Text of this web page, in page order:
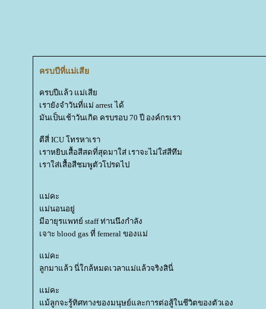
ครบปีที่แม่เสี
ครบปีแล้ว แม่เสี
เรายังจำวันที่แม่ arrest ได้
มันเป็นเช้าวันเกิด ครบรอบ 70 ปี องค์กรเรา
ตีสี่ ICU โทรหาเรา
เราหยิบเสื้อสีสดที่สุดมาใส่ เราจะไม่ใส่สีทึม
เราใส่เสื้อสีชมพูตัวโปรดไป
ม่คะ
ม่นอนอยู่
มีอายุรแพทย์ staff ท่านนึงกำลัง
เจาะ blood gas ที่ femeral ของแม่
ม่คะ
ลูกมาแล้ว นี่ใกล้หมดเวลาแม่แล้วจริงสินี่
ม่คะ
ม้ลูกจะรู้ทิศทางของมนุษย์และการต่อสู้ในชีวิตของตัวเอง